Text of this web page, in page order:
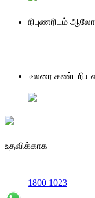
நிபுணரிடம்
டீலரை
உதவிக்காக
1800 1023